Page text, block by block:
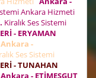
Ankara Hizmeti
Kiralık Ses Sistemi
- ERYAMAN
Ankara -
Ses Sistemi
- TUNAHAN
Ankara - ETİMESGUT